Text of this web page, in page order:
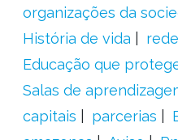
organizações da
História de vida
Educação que
Salas de
capitais
parcerias